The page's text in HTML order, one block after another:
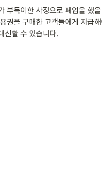
부득이한 사정으로 폐업을 했
권을 구매한 고객들에게 지급
신할 수 있습니다.